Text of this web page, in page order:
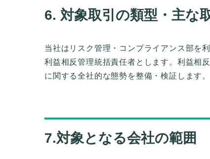
6. 対象取引の類型・主な
当社はリスク管理・コンプライアンス部を
利益相反管理統括責任者とします。利益相
に関する全社的な態勢を整備・検証します。
7.対象となる会社の範囲